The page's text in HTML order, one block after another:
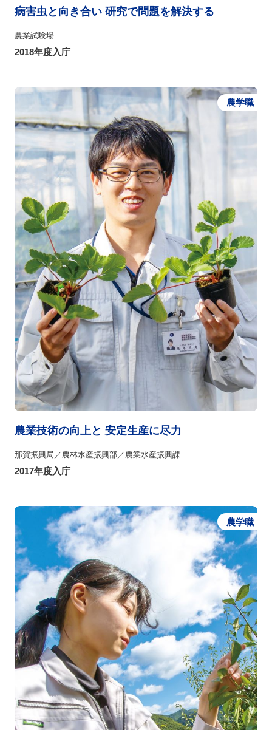
病害虫と向き合い 研究で問題を解決する
農業試験場
2018年度入庁
農学職
農業技術の向上と 安定生産に尽力
那賀振興局／農林水産振興部／農業水産振興課
2017年度入庁
農学職